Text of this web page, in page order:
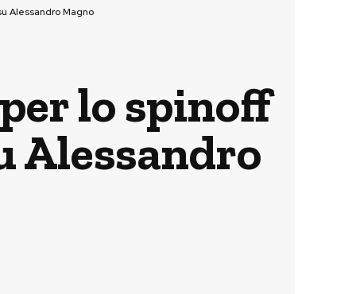
Alessandro Magno
lo spinoff
Alessandro